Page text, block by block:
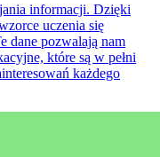
informacji. Dzięki
uczenia się
dane pozwalają nam
które są w pełni
każdego